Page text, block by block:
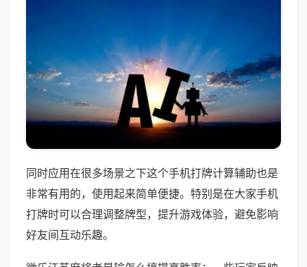
同时应用在很多场景之下这个手机打牌计算辅助也是
非常有用的，使用起来简单便捷。特别是在大家手机
打牌时可以合理调整牌型，提升游戏体验，避免影响
好友间互动乐趣。